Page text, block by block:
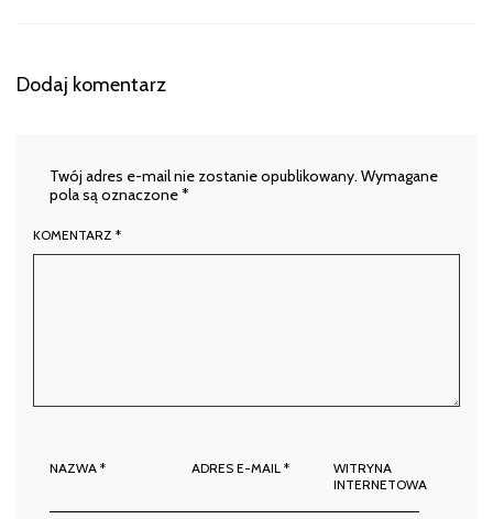
Dodaj komentarz
Twój adres e-mail nie zostanie opublikowany. Wymagane
pola są oznaczone*
KOMENTARZ *
NAZWA * ADRES E-MAIL*
WITRYNA
INTERNETOWA